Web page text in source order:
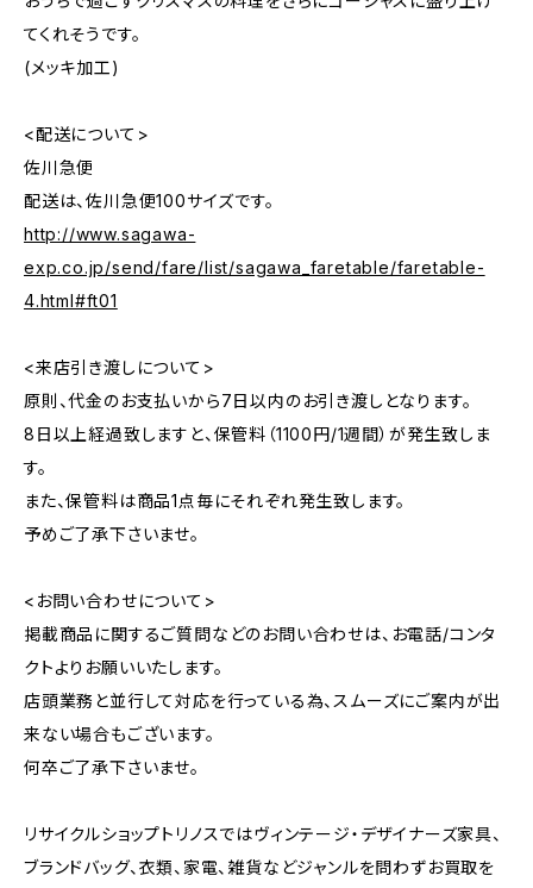
てくれそうです。
(メッキ加工)
<配送について>
佐川急便
配送は、佐川急便100サイズです。
http://www.sagawa-
exp.co.jp/send/fare/list/sagawa_faretable/faretable-
4.html#ft01
<来店引き渡しについて>
原則、代金のお支払いから7日以内のお引き渡しとなります。
8日以上経過致しますと、保管料（1100円/1週間）が発生致しま
す。
また、保管料は商品1点毎にそれぞれ発生致します。
予めご了承下さいませ。
<お問い合わせについて>
掲載商品に関するご質問などのお問い合わせは、お電話/コンタ
クトよりお願いいたします。
店頭業務と並行して対応を行っている為、スムーズにご案内が出
来ない場合もございます。
何卒ご了承下さいませ。
リサイクルショップトリノスではヴィンテージ・デザイナーズ家具、
ブランドバッグ、衣類、家電、雑貨などジャンルを問わずお買取を